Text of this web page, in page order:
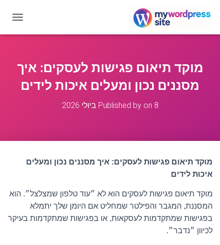
O
מוקד תיאום פגישות לעסקים: איך
מסננים נכון ומעלים איכות לידים
Published by on 8 ביולי 2026
מוקד תיאום פגישות לעסקים: איך מסננים נכון ומעלים
איכות לידים
מוקד תיאום פגישות לעסקים הוא לא ״עוד טלפון שמצלצל״. הוא
המסננת, המגבר והפילטר שמחליט אם היומן שלך יתמלא
בפגישות שמתקדמות לעסקאות, או בפגישות שמתקדמות בעיקר
לכיוון ״נדבר״.